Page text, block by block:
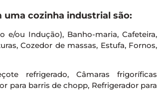
cozinha industrial são:
e/ou Indução), Banho-maria, Cafeteira,
Cozedor de massas, Estufa, Fornos,
refrigerado, Câmaras frigoríficas
para barris de chopp, Refrigerador para